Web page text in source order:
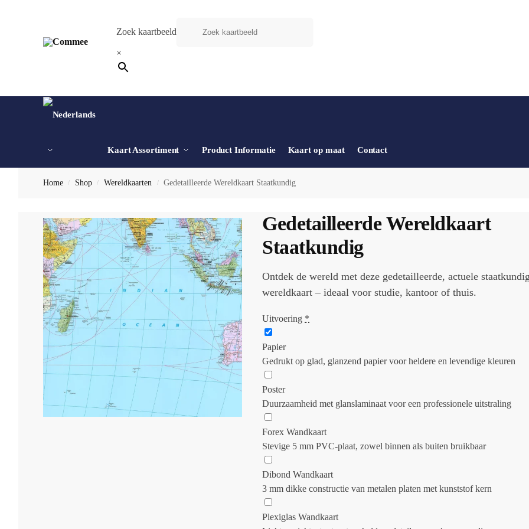
Zoek kaartbeeld
×
Kaart Assortiment Product Informatie Kaart op maat Contact
Home / Shop / Wereldkaarten / Gedetailleerde Wereldkaart Staatkundig
Gedetailleerde Wereldkaart
Staatkundig
Ontdek de wereld met deze gedetailleerde, actuele
wereldkaart – ideaal voor studie, kantoor of thuis.
Uitvoering *
Papier
Gedrukt op glad, glanzend papier voor heldere en levendige kleuren
Poster
Duurzaamheid met glanslaminaat voor een professionele uitstraling
Forex Wandkaart
Stevige 5 mm PVC-plaat, zowel binnen als buiten bruikbaar
Dibond Wandkaart
3 mm dikke constructie van metalen platen met kunststof kern
Plexiglas Wandkaart